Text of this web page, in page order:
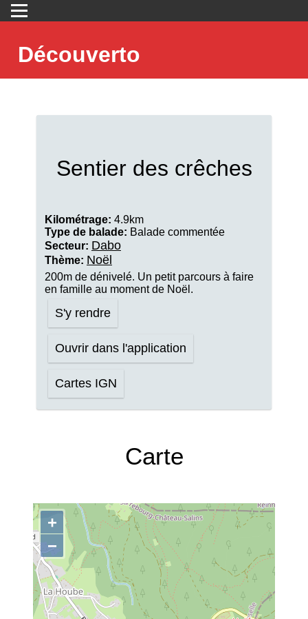
Découverto
Sentier des crêches
Kilométrage: 4.9km
Type de balade: Balade commentée
Secteur: Dabo
Thème: Noël
200m de dénivelé. Un petit parcours à faire
en famille au moment de Noël.
S'y rendre
Ouvrir dans l'application
Cartes IGN
Carte
+
−